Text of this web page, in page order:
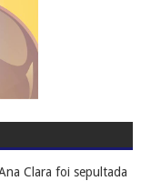
Clara foi sepultada